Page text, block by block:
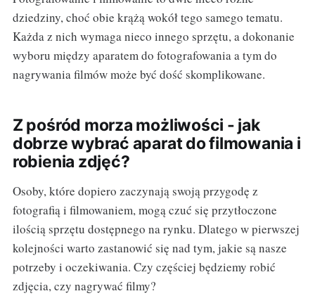
dziedziny, choć obie krążą wokół tego samego tematu.
Każda z nich wymaga nieco innego sprzętu, a dokonanie
wyboru między aparatem do fotografowania a tym do
nagrywania filmów może być dość skomplikowane.
Z pośród morza możliwości - jak
dobrze wybrać aparat do filmowania i
robienia zdjęć?
Osoby, które dopiero zaczynają swoją przygodę z
fotografią i filmowaniem, mogą czuć się przytłoczone
ilością sprzętu dostępnego na rynku. Dlatego w pierwszej
kolejności warto zastanowić się nad tym, jakie są nasze
potrzeby i oczekiwania. Czy częściej będziemy robić
zdjęcia, czy nagrywać filmy?